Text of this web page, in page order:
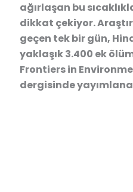
ağırlaşan bu
dikkat çekiyor.
geçen tek bir gün,
yaklaşık 3.400 ek
Frontiers in
dergisinde